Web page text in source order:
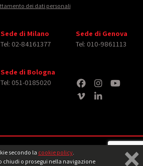
secondo la cookie policy.
chiudi o prosegui nella navigazione
dei dati personali
Sede di Milano
Tel: 02-84161377
Sede di Genova
Tel: 010-9861113
Sede di Bologna
Tel: 051-0185020
S.r.l. ‐ All rights reserved. Tutti i diritti relativi ad
sono dei rispettiviaventi diritto Note legali